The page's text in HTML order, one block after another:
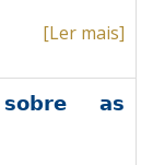
[Ler mais]
as